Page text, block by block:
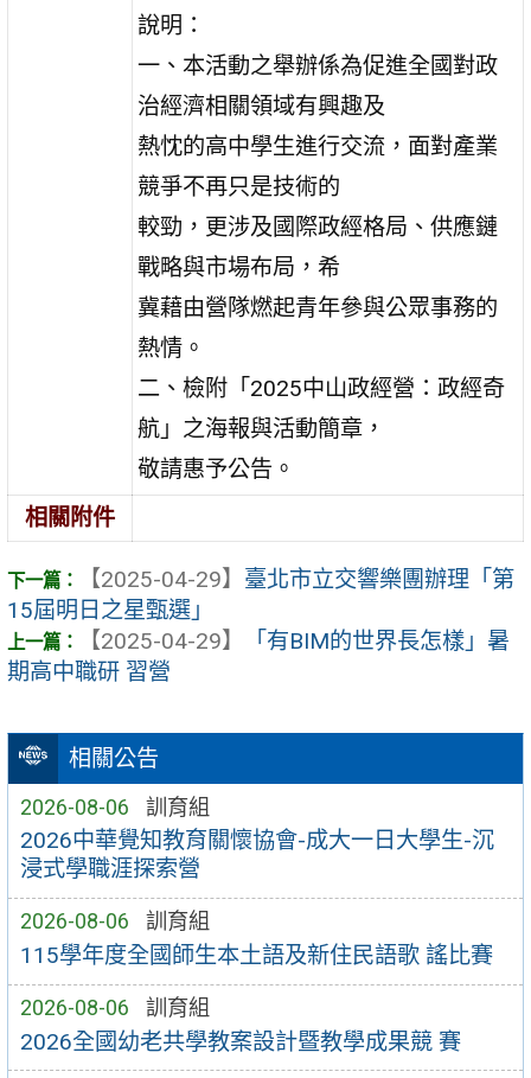
相關公告
2026-08-06 訓育組
2026中華覺知教育關懷協會-成大一日大學生-沉
浸式學職涯探索營
2026-08-06 訓育組
115學年度全國師生本土語及新住民語歌 謠比賽
2026-08-06 訓育組
2026全國幼老共學教案設計暨教學成果競 賽
說明：
一、本活動之舉辦係為促進全國對政
治經濟相關領域有興趣及
熱忱的高中學生進行交流，面對產業
競爭不再只是技術的
較勁，更涉及國際政經格局、供應鏈
戰略與市場布局，希
冀藉由營隊燃起青年參與公眾事務的
熱情。
二、檢附「2025中山政經營：政經奇
航」之海報與活動簡章，
敬請惠予公告。
相關附件
【2025-04-29】 臺北市立交響樂團辦理「第
15屆明日之星甄選」
【2025-04-29】
「有BIM的世界長怎樣」暑
期高中職研 習營